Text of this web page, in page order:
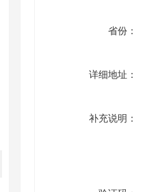
省份：
详细地址：
补充说明：